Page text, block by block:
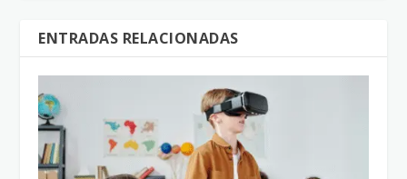
ENTRADAS RELACIONADAS